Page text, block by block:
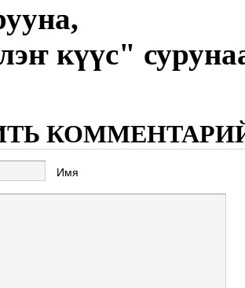
күүс"
Имя